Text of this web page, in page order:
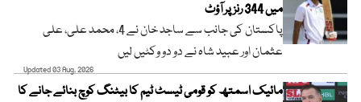
میں 344 رنز پر آؤٹ
پاکستان کی جانب سے ساجد خان نے 4، محمد علی، علی
عثمان اور عبید شاہ نے دو دو وکٹیں لیں
Updated 03 Aug, 2026
مائیک اسمتھ کو قومی ٹیسٹ ٹیم کا بیٹنگ کوچ بنائے جانے کا